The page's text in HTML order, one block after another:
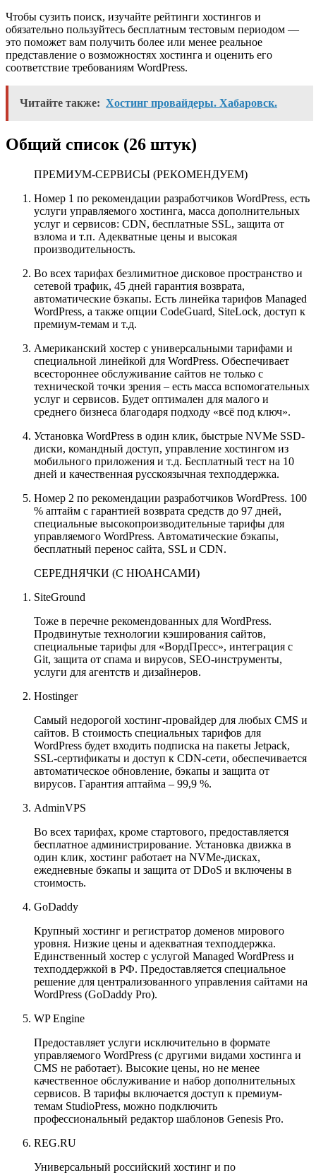
Чтобы сузить поиск, изучайте рейтинги хостингов и
обязательно пользуйтесь бесплатным тестовым периодом —
это поможет вам получить более или менее реальное
представление о возможностях хостинга и оценить его
соответствие требованиям WordPress.
Читайте также: Хостинг провайдеры. Хабаровск.
Общий список (26 штук)
ПРЕМИУМ-СЕРВИСЫ (РЕКОМЕНДУЕМ)
Номер 1 по рекомендации разработчиков WordPress, есть
услуги управляемого хостинга, масса дополнительных
услуг и сервисов: CDN, бесплатные SSL, защита от
взлома и т.п. Адекватные цены и высокая
производительность.
Во всех тарифах безлимитное дисковое пространство и
сетевой трафик, 45 дней гарантия возврата,
автоматические бэкапы. Есть линейка тарифов Managed
WordPress, а также опции CodeGuard, SiteLock, доступ к
премиум-темам и т.д.
Американский хостер с универсальными тарифами и
специальной линейкой для WordPress. Обеспечивает
всестороннее обслуживание сайтов не только с
технической точки зрения – есть масса вспомогательных
услуг и сервисов. Будет оптимален для малого и
среднего бизнеса благодаря подходу «всё под ключ».
Установка WordPress в один клик, быстрые NVMe SSD-
диски, командный доступ, управление хостингом из
мобильного приложения и т.д. Бесплатный тест на 10
дней и качественная русскоязычная техподдержка.
Номер 2 по рекомендации разработчиков WordPress. 100
% аптайм с гарантией возврата средств до 97 дней,
специальные высокопроизводительные тарифы для
управляемого WordPress. Автоматические бэкапы,
бесплатный перенос сайта, SSL и CDN.
СЕРЕДНЯЧКИ (С НЮАНСАМИ)
SiteGround
Тоже в перечне рекомендованных для WordPress.
Продвинутые технологии кэширования сайтов,
специальные тарифы для «ВордПресс», интеграция с
Git, защита от спама и вирусов, SEO-инструменты,
услуги для агентств и дизайнеров.
Hostinger
Самый недорогой хостинг-провайдер для любых CMS и
сайтов. В стоимость специальных тарифов для
WordPress будет входить подписка на пакеты Jetpack,
SSL-сертификаты и доступ к CDN-сети, обеспечивается
автоматическое обновление, бэкапы и защита от
вирусов. Гарантия аптайма – 99,9 %.
AdminVPS
Во всех тарифах, кроме стартового, предоставляется
бесплатное администрирование. Установка движка в
один клик, хостинг работает на NVMe-дисках,
ежедневные бэкапы и защита от DDoS и включены в
стоимость.
GoDaddy
Крупный хостинг и регистратор доменов мирового
уровня. Низкие цены и адекватная техподдержка.
Единственный хостер с услугой Managed WordPress и
техподдержкой в РФ. Предоставляется специальное
решение для централизованного управления сайтами на
WordPress (GoDaddy Pro).
WP Engine
Предоставляет услуги исключительно в формате
управляемого WordPress (с другими видами хостинга и
CMS не работает). Высокие цены, но не менее
качественное обслуживание и набор дополнительных
сервисов. В тарифы включается доступ к премиум-
темам StudioPress, можно подключить
профессиональный редактор шаблонов Genesis Pro.
REG.RU
Универсальный российский хостинг и по